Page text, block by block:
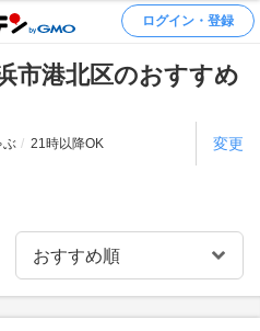
ログイン・登録
市港北区のおすすめ
ぶ 21時以降OK 変更